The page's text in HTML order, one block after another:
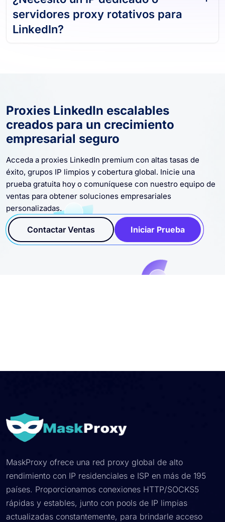
¿Necesito un IP dedicado o
servidores proxy rotativos para
LinkedIn?
Proxies LinkedIn escalables
creados para un crecimiento
empresarial seguro
Acceda a proxies LinkedIn premium con altas tasas de
éxito, grupos IP limpios y cobertura global. Inicie una
prueba gratuita hoy o comuníquese con nuestro equipo de
ventas para obtener soluciones empresariales
personalizadas.
Contactar Ventas Iniciar Prueba
MaskProxy ofrece una red proxy global de alto
rendimiento con IP residenciales e ISP en más de 195
países. Proporcionamos conexiones HTTP/SOCKS5
rápidas y estables, junto con pools de IP limpias
actualizadas constantemente, para brindarle acceso